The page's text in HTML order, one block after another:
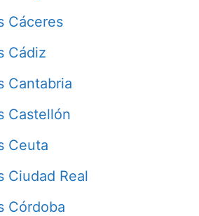
Cáceres
Cádiz
Cantabria
Castellón
Ceuta
Ciudad Real
Córdoba